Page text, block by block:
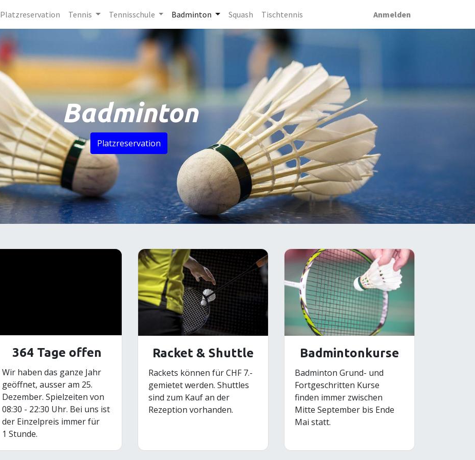
Platzreservation Tennis Tennisschule Badminton Squash Tischtennis Anmelden
Badminton
Platzreservation
364 Tage offen
Wir haben das ganze Jahr
geöffnet, ausser am 25.
Dezember. Spielzeiten von
08:30 - 22:30 Uhr. Bei uns ist
der Einzelpreis immer für
1 Stunde.
Racket & Shuttle
Rackets können für CHF 7.-
gemietet werden. Shuttles
sind zum Kauf an der
Rezeption vorhanden.
Badmintonkurse
Badminton Grund- und
Fortgeschritten Kurse
finden immer zwischen
Mitte September bis Ende
Mai statt.